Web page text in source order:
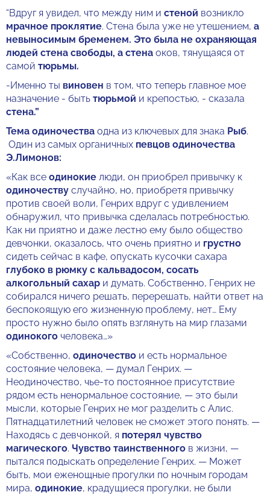
“Вдруг я увидел, что между ним и стеной возникло
мрачное проклятие. Стена была уже не утешением, а
невыносимым бременем. Это была не охраняющая
людей стена свободы, а стена оков, тянущаяся от
самой тюрьмы.
-Именно ты виновен в том, что теперь главное мое
назначение - быть тюрьмой и крепостью, - сказала
стена.”
Тема одиночества одна из ключевых для знака Рыб.
Один из самых органичных певцов одиночества
Э.Лимонов:
«Как все одинокие люди, он приобрел привычку к
одиночеству случайно, но, приобретя привычку
против своей воли, Генрих вдруг с удивлением
обнаружил, что привычка сделалась потребностью.
Как ни приятно и даже лестно ему было общество
девчонки, оказалось, что очень приятно и грустно
сидеть сейчас в кафе, опускать кусочки сахара
глубоко в рюмку с кальвадосом, сосать
алкогольный сахар и думать. Собственно, Генрих не
собирался ничего решать, перерешать, найти ответ на
беспокоящую его жизненную проблему, нет… Ему
просто нужно было опять взглянуть на мир глазами
одинокого человека…»
«Собственно, одиночество и есть нормальное
состояние человека, — думал Генрих. —
Неодиночество, чье-то постоянное присутствие
рядом есть ненормальное состояние, — это были
мысли, которые Генрих не мог разделить с Алис.
Пятнадцатилетний человек не сможет этого понять. —
Находясь с девчонкой, я потерял чувство
магического. Чувство таинственного в жизни, —
пытался подыскать определение Генрих. — Может
быть, мои еженощные прогулки по ночным городам
мира, одинокие, крадущиеся прогулки, не были